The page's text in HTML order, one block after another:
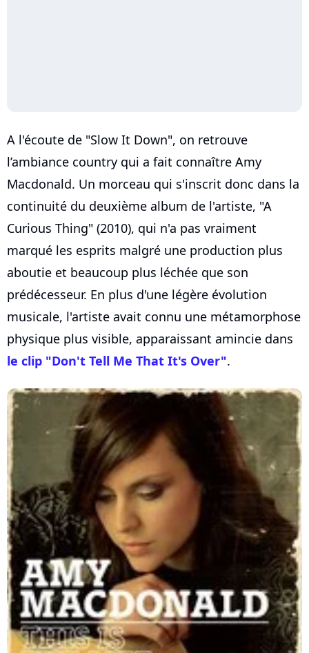
A l'écoute de "Slow It Down", on retrouve
l’ambiance country qui a fait connaître Amy
Macdonald. Un morceau qui s'inscrit donc dans la
continuité du deuxième album de l'artiste, "A
Curious Thing" (2010), qui n'a pas vraiment
marqué les esprits malgré une production plus
aboutie et beaucoup plus léchée que son
prédécesseur. En plus d'une légère évolution
musicale, l'artiste avait connu une métamorphose
physique plus visible, apparaissant amincie dans
le clip "Don't Tell Me That It's Over".